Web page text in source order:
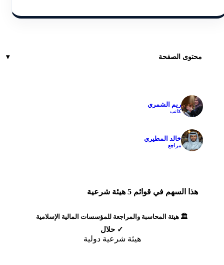
محتوى الصفحة
ريم الشمري
كاتب
خالد المطيري
مراجع
هذا السهم في قوائم 5 هيئة شرعية
🏛️ هيئة المحاسبة والمراجعة للمؤسسات المالية الإسلامية
✓ حلال
هيئة شرعية دولية